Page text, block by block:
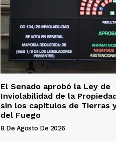
El Senado aprobó la Ley de
Inviolabilidad de la
sin los capítulos de Tierras
del Fuego
8 De Agosto De 2026